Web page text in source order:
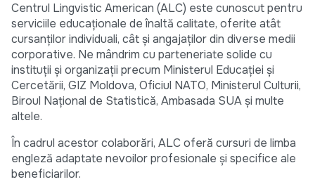
Centrul Lingvistic American (ALC) este cunoscut pentru
serviciile educaționale de înaltă calitate, oferite atât
cursanților individuali, cât și angajaților din diverse medii
corporative. Ne mândrim cu parteneriate solide cu
instituții și organizații precum Ministerul Educației și
Cercetării, GIZ Moldova, Oficiul NATO, Ministerul Culturii,
Biroul Național de Statistică, Ambasada SUA și multe
altele.
În cadrul acestor colaborări, ALC oferă cursuri de limba
engleză adaptate nevoilor profesionale și specifice ale
beneficiarilor.